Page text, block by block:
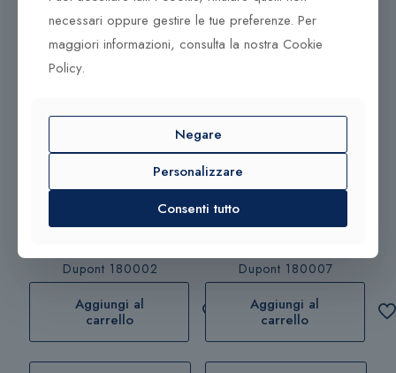
315,00€
Dupont 180002
Aggiungi al
carrello
385,00€
Dupont 180007
Aggiungi al
carrello
necessari oppure gestire le tue preferenze. Per
maggiori informazioni, consulta la nostra Cookie
Policy.
Negare
Personalizzare
Consenti tutto